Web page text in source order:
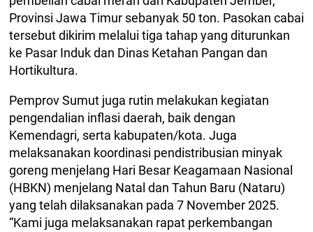
Provinsi Jawa Timur sebanyak 50 ton. Pasokan cabai
tersebut dikirim melalui tiga tahap yang diturunkan
ke Pasar Induk dan Dinas Ketahan Pangan dan
Hortikultura.
Pemprov Sumut juga rutin melakukan kegiatan
pengendalian inflasi daerah, baik dengan
Kemendagri, serta kabupaten/kota. Juga
melaksanakan koordinasi pendistribusian minyak
goreng menjelang Hari Besar Keagamaan Nasional
(HBKN) menjelang Natal dan Tahun Baru (Nataru)
yang telah dilaksanakan pada 7 November 2025.
“Kami juga melaksanakan rapat perkembangan